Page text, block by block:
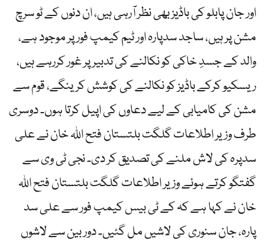
اور جان پابلو کی باڈیز بھی نظر آرہی ہیں، ان دنوں کے ٹو سرچ
مشن پر ہیں، ساجد سدپارہ اور ٹیم کیمپ فور پر موجود ہے،
والد کے جسدِ خاکی کو نکالنے کی تدبیر پر غور کررہے ہیں،
ریسکیو کرکے باڈیز کو نکالنے کی کوشش کرینگے، قوم سے
مشن کی کامیابی کے لیے دعاوں کی اپیل کرتا ہوں۔ دوسری
طرف وزیر اطلاعات گلگت بلتستان فتح اللہ خان نے علی
سدپرہ کی لاش ملنے کی تصدیق کر دی۔ نجی ٹی وی سے
گفتگو کرتے ہوئے وزیر اطلاعات گلگت بلتستان فتح اللہ
خان نے کہا ہے کہ کے ٹی بیس کیمپ فور سے علی سد
پارہ، جان سنوری کی لاشیں مل گئیں۔ دور بین سے لاشوں